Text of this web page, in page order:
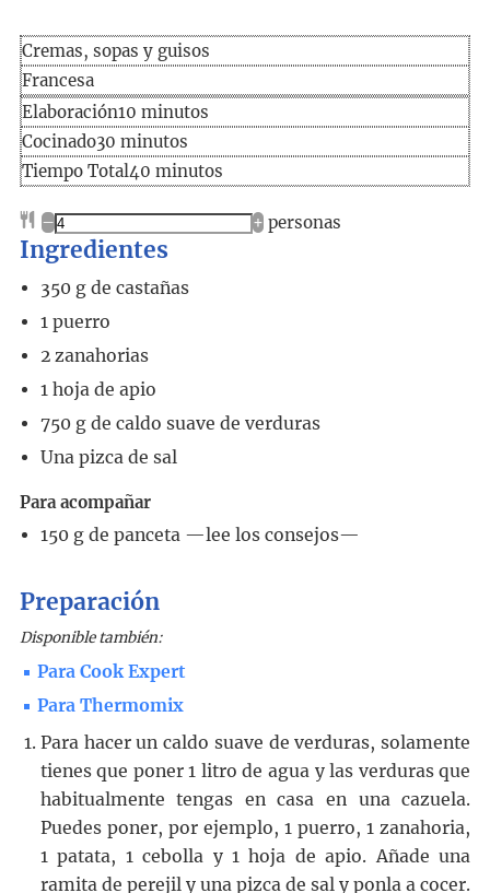
Cremas, sopas y guisos
Francesa
Elaboración
Elaboración10minutos
minutos
Cocinado
Cocinado30minutos
minutos
Tiempo
Tiempo Total40minutos
minutos
– + personas
Ingredientes
350 g de castañas
1 puerro
2 zanahorias
1 hoja de apio
750 g de caldo suave de verduras
Una pizca de sal
Para acompañar
150 g de panceta —lee los consejos—
Preparación
Disponible también:
Para Cook Expert
Para Thermomix
Para hacer un caldo suave de verduras, solamente
tienes que poner 1 litro de agua y las verduras que
habitualmente tengas en casa en una cazuela.
Puedes poner, por ejemplo, 1 puerro, 1 zanahoria,
1 patata, 1 cebolla y 1 hoja de apio. Añade una
ramita de perejil y una pizca de sal y ponla a cocer.